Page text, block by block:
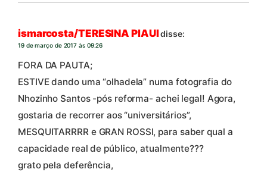
ismarcosta/TERESINA PIAUIdisse:
19 de março de 2017 às 09:26
FORA DA PAUTA;
ESTIVE dando uma “olhadela” numa fotografia do
Nhozinho Santos -pós reforma- achei legal! Agora,
gostaria de recorrer aos “universitários”,
MESQUITARRRR e GRAN ROSSI, para saber qual a
capacidade real de público, atualmente???
grato pela deferência,